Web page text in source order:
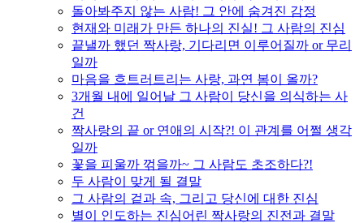
돌아봐주지 않는 사람! 그 안에 숨겨진 감정
현재와 미래가 만든 하나의 진실! 그 사람의 진심
끝낼까 했던 짝사랑, 기다리면 이루어질까 or 무리
일까
마음을 흐트러트리는 사랑, 과연 봄이 올까?
3개월 내에 일어날 그 사람이 당신을 의식하는 사
건
짝사랑의 끝 or 연애의 시작?! 이 관계를 어쩔 생각
일까
꽃을 피울까 꺾을까~ 그 사람도 초조하다?!
두 사람이 맞게 될 결말
그 사람의 겉과 속, 그리고 당신에 대한 진심
별이 인도하는 진심어린 짝사랑의 진전과 결말